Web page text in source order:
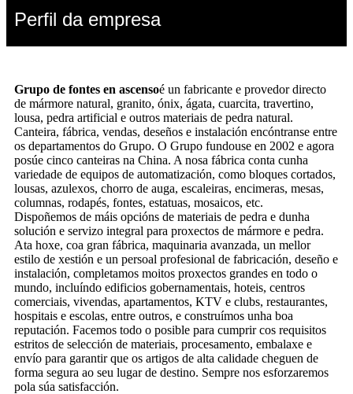
Perfil da empresa
Grupo de fontes en ascensoé un fabricante e provedor directo
de mármore natural, granito, ónix, ágata, cuarcita, travertino,
lousa, pedra artificial e outros materiais de pedra natural.
Canteira, fábrica, vendas, deseños e instalación encóntranse entre
os departamentos do Grupo. O Grupo fundouse en 2002 e agora
posúe cinco canteiras na China. A nosa fábrica conta cunha
variedade de equipos de automatización, como bloques cortados,
lousas, azulexos, chorro de auga, escaleiras, encimeras, mesas,
columnas, rodapés, fontes, estatuas, mosaicos, etc.
Dispoñemos de máis opcións de materiais de pedra e dunha
solución e servizo integral para proxectos de mármore e pedra.
Ata hoxe, coa gran fábrica, maquinaria avanzada, un mellor
estilo de xestión e un persoal profesional de fabricación, deseño e
instalación, completamos moitos proxectos grandes en todo o
mundo, incluíndo edificios gobernamentais, hoteis, centros
comerciais, vivendas, apartamentos, KTV e clubs, restaurantes,
hospitais e escolas, entre outros, e construímos unha boa
reputación. Facemos todo o posible para cumprir cos requisitos
estritos de selección de materiais, procesamento, embalaxe e
envío para garantir que os artigos de alta calidade cheguen de
forma segura ao seu lugar de destino. Sempre nos esforzaremos
pola súa satisfacción.